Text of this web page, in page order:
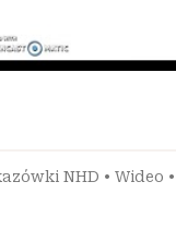
NHD • Wideo •